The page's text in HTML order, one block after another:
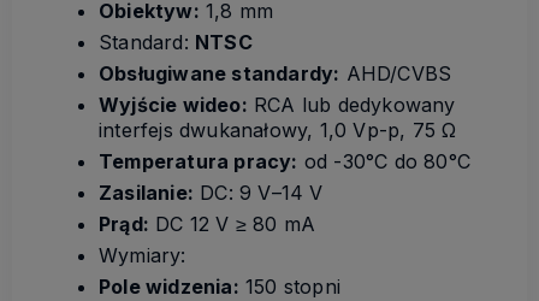
Obiektyw: 1,8 mm
Standard: NTSC
Obsługiwane standardy: AHD/CVBS
Wyjście wideo: RCA lub dedykowany
interfejs dwukanałowy, 1,0 Vp-p, 75 Ω
Temperatura pracy: od -30°C do 80°C
Zasilanie: DC: 9 V–14 V
Prąd: DC 12 V ≥ 80 mA
Wymiary:
Pole widzenia: 150 stopni